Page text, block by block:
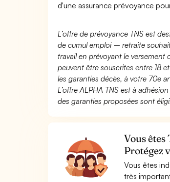
d'une assurance prévoyance
L’offre de prévoyance TNS est
de cumul emploi – retraite
travail en prévoyant le versement
peuvent être souscrites entre 18
les garanties décès, à votre 70e
L’offre ALPHA TNS est à
des garanties proposées sont
Vous
Protégez
Vous êtes
très